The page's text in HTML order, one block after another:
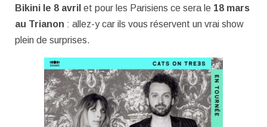
Bikini le 8 avril et pour les Parisiens ce sera le 18 mars
au Trianon : allez-y car ils vous réservent un vrai show
plein de surprises.